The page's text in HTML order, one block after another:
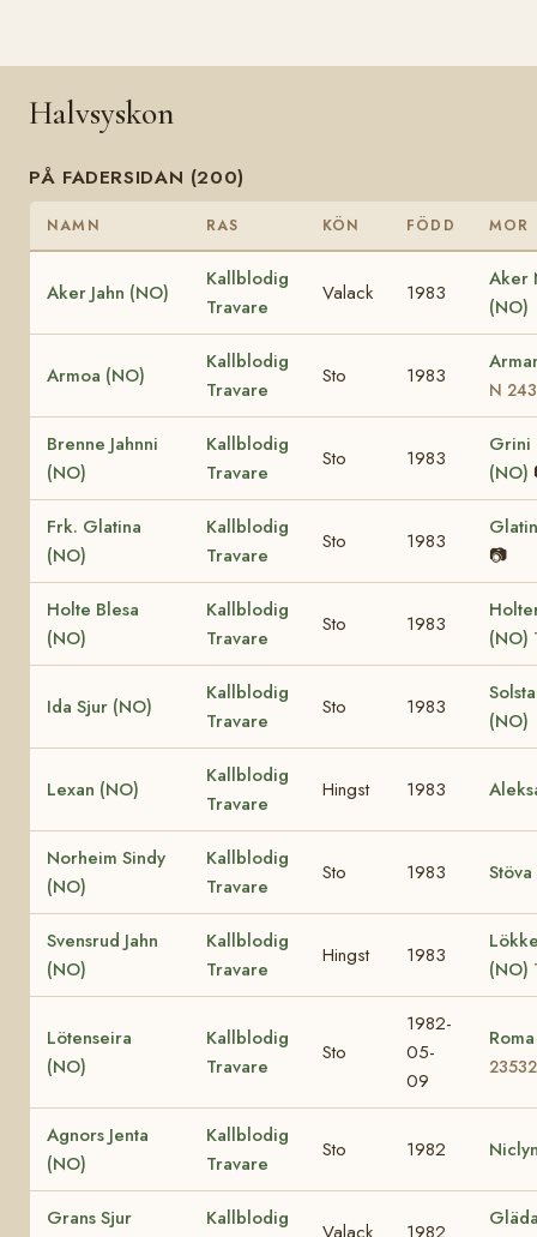
Halvsyskon
PÅ FADERSIDAN (200)
NAMN RAS KÖN FÖDD MOR
Aker Jahn (NO)
Kallblodig
Travare
Valack 1983
Aker
(NO)
Armoa (NO)
Kallblodig
Travare
Sto 1983
N
Brenne Jahnni
(NO)
Kallblodig
Travare
Sto 1983
Grini
(NO)
Frk. Glatina
(NO)
Kallblodig
Travare
Sto 1983
📷
Holte Blesa
(NO)
Kallblodig
Travare
Sto 1983
(NO)
Ida Sjur (NO)
Kallblodig
Travare
Sto 1983
(NO)
Lexan (NO)
Kallblodig
Travare
Hingst 1983
Norheim Sindy
(NO)
Kallblodig
Travare
Sto 1983
Svensrud Jahn
(NO)
Kallblodig
Travare
Hingst 1983
(NO)
Lötenseira
(NO)
Kallblodig
Travare
Sto
1982-
05-
09
23532
Agnors Jenta
(NO)
Kallblodig
Travare
Sto 1982
Grans Sjur
Kallblodig
Valack 1982